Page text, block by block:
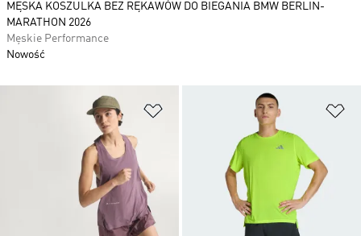
Dodaj do listy życzeń
MĘSKA KOSZULKA BEZ RĘKAWÓW DO BIEGANIA BMW BERLIN-
MARATHON 2026
Męskie Performance
Nowość